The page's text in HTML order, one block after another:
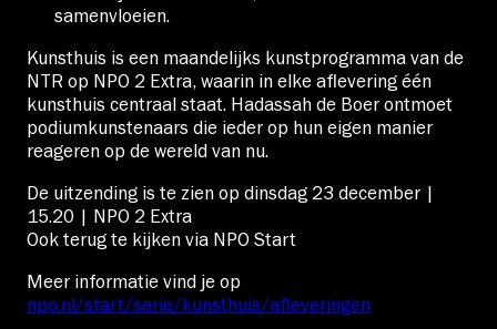
samenvloeien.
Kunsthuis is een maandelijks kunstprogramma van de
NTR op NPO 2 Extra, waarin in elke aflevering één
kunsthuis centraal staat. Hadassah de Boer ontmoet
podiumkunstenaars die ieder op hun eigen manier
reageren op de wereld van nu.
De uitzending is te zien op dinsdag 23 december |
15.20 | NPO 2 Extra
Ook terug te kijken via NPO Start
Meer informatie vind je op
npo.nl/start/serie/kunsthuis/afleveringen